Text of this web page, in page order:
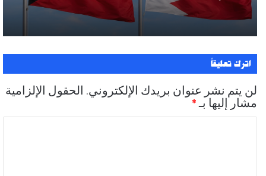
اترك تعليقاً
لن يتم نشر عنوان بريدك الإلكتروني. الحقول الإلزامية
مشار إليها بـ*